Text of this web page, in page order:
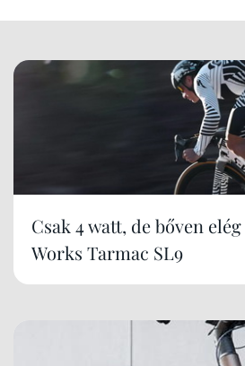
Csak 4 watt, de bőven
Works Tarmac SL9